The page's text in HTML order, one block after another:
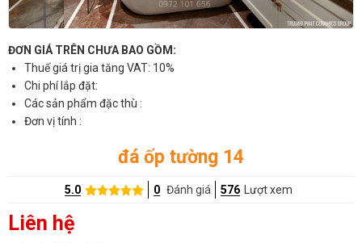
ĐƠN GIÁ TRÊN CHƯA BAO GỒM:
Thuế giá trị gia tăng VAT: 10%
Chi phí lắp đặt:
Các sản phẩm đặc thù :
Đơn vị tính :
đá ốp tường 14
5.0 0 Đánh giá 576 Lượt xem
Liên hệ